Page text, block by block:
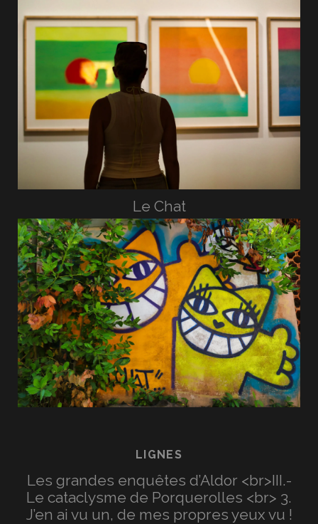
Le Chat
LIGNES
Les grandes enquêtes d’Aldor <br>III.-
Le cataclysme de Porquerolles <br> 3.
J’en ai vu un, de mes propres yeux vu !